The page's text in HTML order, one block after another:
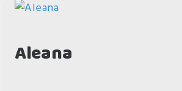
Aleana